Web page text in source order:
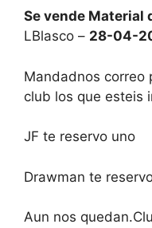
Se vende Material
LBlasco – 28-04-
Mandadnos correo
club los que esteis
JF te reservo uno
Drawman te
Aun nos